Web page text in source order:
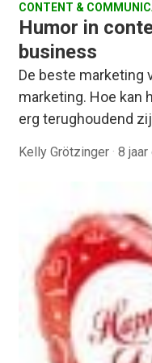
CONTENT &
Humor in
business
De beste marketing
marketing. Hoe kan
erg terughoudend
Kelly Grötzinger · 8